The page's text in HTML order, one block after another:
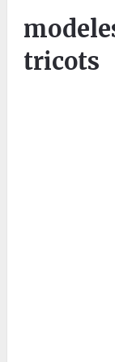
tricots